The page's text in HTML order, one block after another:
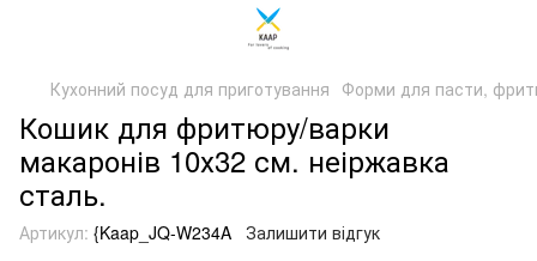
Кухонний посуд для приготування Форми для пасти,
Кошик для фритюру/варки
макаронів 10х32 см. неіржавка
сталь.
Артикул: {Kaap_JQ-W234A Залишити відгук